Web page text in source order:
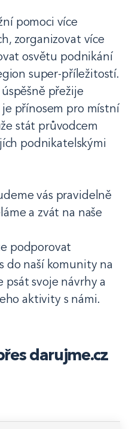
pomoci více
zorganizovat více
osvětu podnikání
super-příležitostí.
přežije
přínosem pro místní
stát průvodcem
podnikatelskými
vás pravidelně
a zvát na naše
podporovat
do naší komunity na
psát svoje návrhy a
aktivity s námi.
darujme.cz